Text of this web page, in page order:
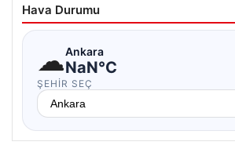
Hava Durumu
☁Ankara
NaN°C
ŞEHIR SEÇ